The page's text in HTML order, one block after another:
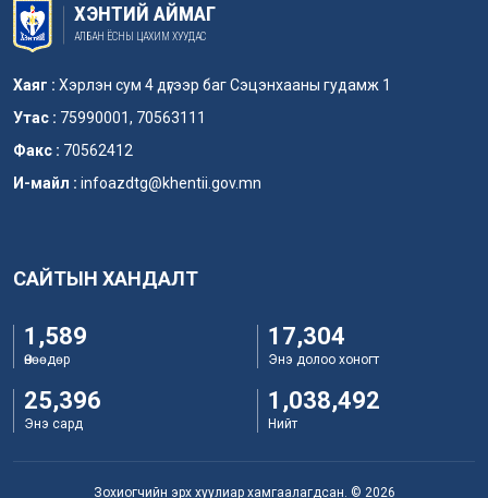
ХЭНТИЙ АЙМАГ
АЛБАН ЁСНЫ ЦАХИМ ХУУДАС
Хаяг : Хэрлэн сум 4 дүгээр баг Сэцэнхааны гудамж 1
Утас : 75990001, 70563111
Факс : 70562412
И-майл : infoazdtg@khentii.gov.mn
САЙТЫН ХАНДАЛТ
1,589
Өнөөдөр
17,304
Энэ долоо хоногт
25,396
Энэ сард
1,038,492
Нийт
Зохиогчийн эрх хуулиар хамгаалагдсан. © 2026